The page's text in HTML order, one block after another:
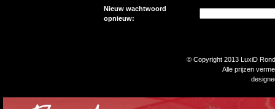
Nieuw wachtwoord
opnieuw:
© Copyright 2013 LuxiD
Alle prijzen